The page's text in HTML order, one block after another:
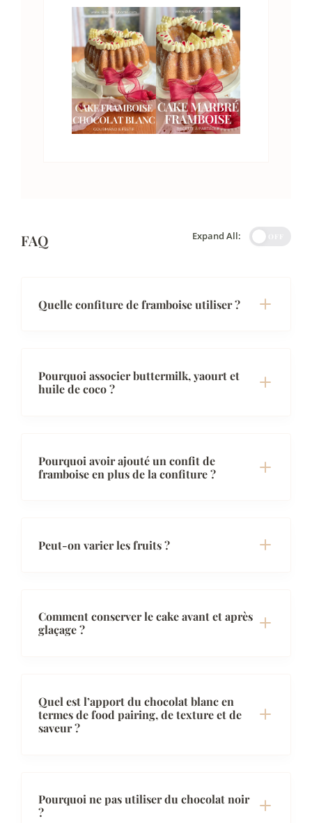
FAQ Expand All:
Quelle confiture de framboise utiliser ?
Pourquoi associer buttermilk, yaourt et
huile de coco ?
Pourquoi avoir ajouté un confit de
framboise en plus de la confiture ?
Peut-on varier les fruits ?
Comment conserver le cake avant et après
glaçage ?
Quel est l’apport du chocolat blanc en
termes de food pairing, de texture et de
saveur ?
Pourquoi ne pas utiliser du chocolat noir
?